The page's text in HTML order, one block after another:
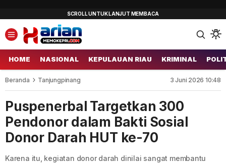
HOME NASIONAL KEPULAUAN RIAU KRIMINAL
Beranda Tanjungpinang 3 Juni 2026 10:48
Puspenerbal Targetkan 300
Pendonor dalam Bakti Sosial
Donor Darah HUT ke-70
Karena itu, kegiatan donor darah dinilai sangat membantu